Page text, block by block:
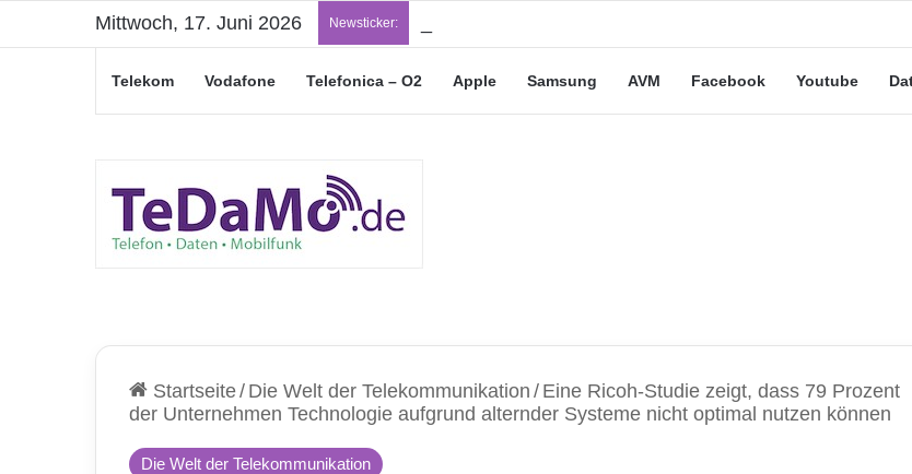
Mittwoch, 17. Juni 2026 Newsticker:
Telekom Vodafone Telefonica – O2 Apple Samsung AVM Facebook Youtube
Startseite/ Die Welt der Telekommunikation / Eine Ricoh-Studie zeigt, dass 79 Prozent
der Unternehmen Technologie aufgrund alternder Systeme nicht optimal nutzen können
Die Welt der Telekommunikation